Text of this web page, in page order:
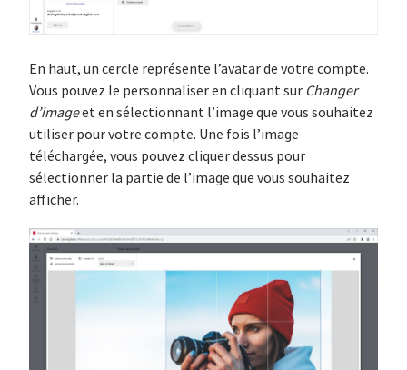
En haut, un cercle représente l’avatar de votre compte.
Vous pouvez le personnaliser en cliquant sur Changer
d’imageet en sélectionnant l’image que vous souhaitez
utiliser pour votre compte. Une fois l’image
téléchargée, vous pouvez cliquer dessus pour
sélectionner la partie de l’image que vous souhaitez
afficher.